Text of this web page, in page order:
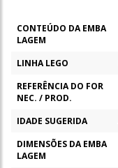
CONTEÚDO DA EMBA
LAGEM
LINHA LEGO
REFERÊNCIA DO FOR
NEC. / PROD.
IDADE SUGERIDA
DIMENSÕES DA EMBA
LAGEM